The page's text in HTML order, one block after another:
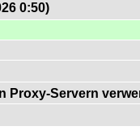
0:50)
Proxy-Servern